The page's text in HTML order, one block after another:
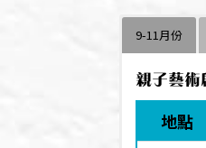
9-11月份
親子藝術
地點